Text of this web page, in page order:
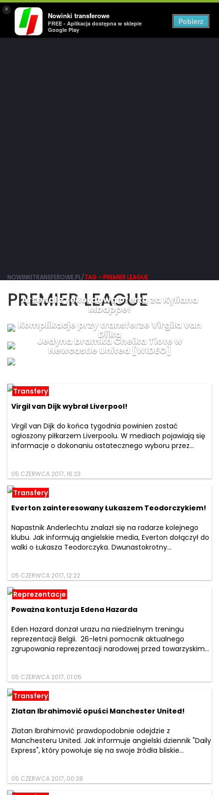
×
Nowinki transferowe
FREE - Aplikacja dostępna w sklepie
Google Play
Pobierz
NOWINKITRANSFEROWE.PL/TAG - PREMIER LEAGUE
PREMIER LEAGUE
Arsenal z rekordową ofertą za Kyliana
Mbappe!
Komplikacje przy transferze Virgila van
Dijka
Jedyna bramka Cheika Tiote w
Newcastle United [WIDEO]
Transfery
Virgil van Dijk wybrał Liverpool!
Virgil van Dijk do końca tygodnia powinien zostać
ogłoszony piłkarzem Liverpoolu. W mediach pojawiają się
informacje o dokonaniu ostatecznego wyboru przez...
05 CZERWCA 2017, 16:23
Transfery
Everton zainteresowany Łukaszem Teodorczykiem!
Napastnik Anderlechtu znalazł się na radarze kolejnego
klubu. Jak informują angielskie media, Everton dołączył do
walki o Łukasza Teodorczyka. Dwunastokrotny...
05 CZERWCA 2017, 12:22
Reprezentacje
Poważna kontuzja Edena Hazarda
Eden Hazard donzał urazu na niedzielnym treningu
reprezentacji Belgii. 26-letni pomocnik aktualnego
zgrupowania reprezentacji narodowej przed towarzyskim...
05 CZERWCA 2017, 01:05
Transfery
Zlatan Ibrahimović opuści Manchester United!
Zlatan Ibrahimović prawdopodobnie odejdzie z
Manchesteru United. Jak informuje angielski dziennik "Daily
Express", który powołuje się na swoje źródła bliskie...
05 CZERWCA 2017, 00:28